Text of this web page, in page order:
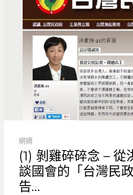
網摘
(1) 剝雞碎碎念 – 從
談國會的「台灣民
告…